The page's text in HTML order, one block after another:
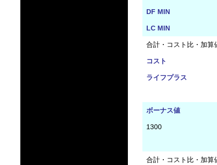
DF MIN
LC MIN
合計・コスト比・加算
コスト
ライフプラス
ボーナス値
1300
合計・コスト比・加算